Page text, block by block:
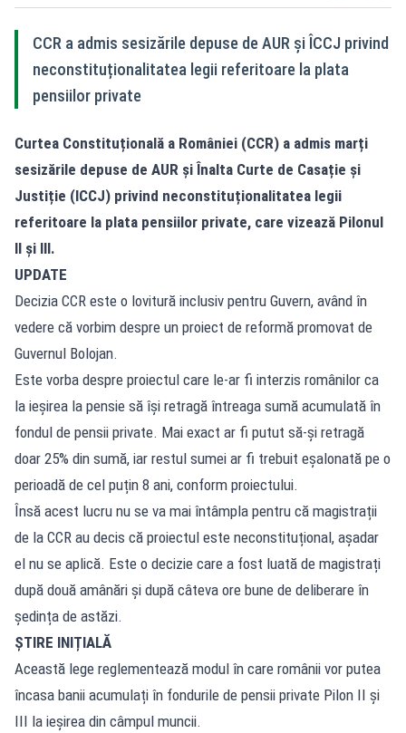
CCR a admis sesizările depuse de AUR și ÎCCJ privind
neconstituționalitatea legii referitoare la plata
pensiilor private
Curtea Constituțională a României (CCR) a admis marți
sesizările depuse de AUR și Înalta Curte de Casație și
Justiție (ICCJ) privind neconstituționalitatea legii
referitoare la plata pensiilor private, care vizează Pilonul
II și III.
UPDATE
Decizia CCR este o lovitură inclusiv pentru Guvern, având în
vedere că vorbim despre un proiect de reformă promovat de
Guvernul Bolojan.
Este vorba despre proiectul care le-ar fi interzis românilor ca
la ieșirea la pensie să își retragă întreaga sumă acumulată în
fondul de pensii private. Mai exact ar fi putut să-și retragă
doar 25% din sumă, iar restul sumei ar fi trebuit eșalonată pe o
perioadă de cel puțin 8 ani, conform proiectului.
Însă acest lucru nu se va mai întâmpla pentru că magistrații
de la CCR au decis că proiectul este neconstituțional, așadar
el nu se aplică. Este o decizie care a fost luată de magistrați
după două amânări și după câteva ore bune de deliberare în
ședința de astăzi.
ȘTIRE INIȚIALĂ
Această lege reglementează modul în care românii vor putea
încasa banii acumulați în fondurile de pensii private Pilon II și
III la ieșirea din câmpul muncii.